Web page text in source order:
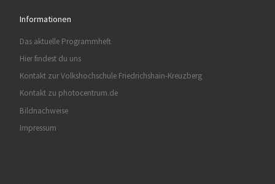
Informationen
Das aktuelle Programmheft
Hier findest du uns
Kontakt zur Volkshochschule Friedrichshain-Kreuzberg
Kontakt zu photocentrum.de
Bildnachweise
Impressum